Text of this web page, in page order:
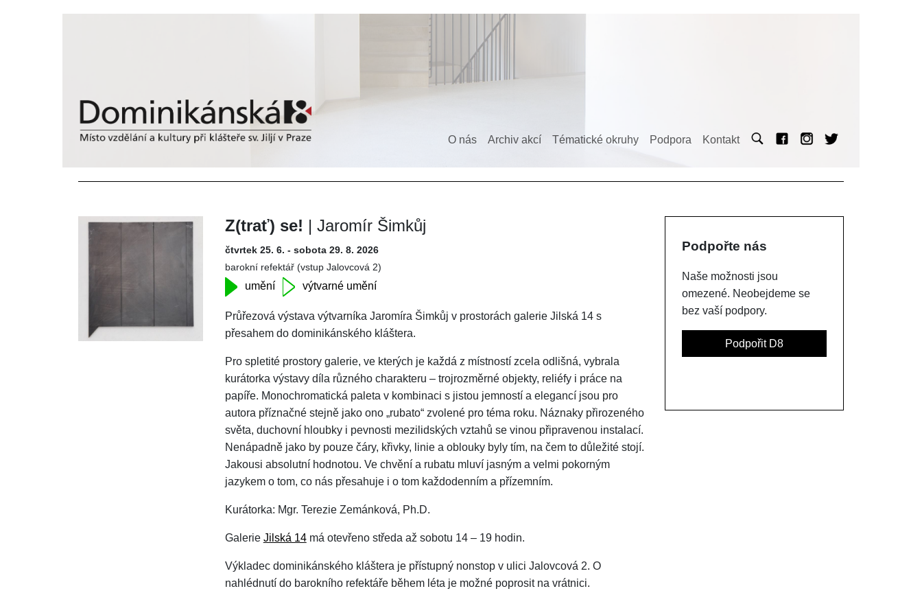
O nás Archiv akcí Tématické okruhy Podpora Kontakt
Z(trať) se! | Jaromír Šimkůj
čtvrtek 25. 6. - sobota 29. 8. 2026
barokní refektář (vstup Jalovcová 2)
umění výtvarné umění
Průřezová výstava výtvarníka Jaromíra Šimkůj v prostorách galerie Jilská 14 s
přesahem do dominikánského kláštera.
Pro spletité prostory galerie, ve kterých je každá z místností zcela odlišná, vybrala
kurátorka výstavy díla různého charakteru – trojrozměrné objekty, reliéfy i práce na
papíře. Monochromatická paleta v kombinaci s jistou jemností a elegancí jsou pro
autora příznačné stejně jako ono „rubato“ zvolené pro téma roku. Náznaky přirozeného
světa, duchovní hloubky i pevnosti mezilidských vztahů se vinou připravenou instalací.
Nenápadně jako by pouze čáry, křivky, linie a oblouky byly tím, na čem to důležité stojí.
Jakousi absolutní hodnotou. Ve chvění a rubatu mluví jasným a velmi pokorným
jazykem o tom, co nás přesahuje i o tom každodenním a přízemním.
Kurátorka: Mgr. Terezie Zemánková, Ph.D.
Galerie Jilská 14má otevřeno středa až sobotu 14 – 19 hodin.
Výkladec dominikánského kláštera je přístupný nonstop v ulici Jalovcová 2. O
nahlédnutí do barokního refektáře během léta je možné poprosit na vrátnici.
Podpořte nás
Naše možnosti jsou
omezené. Neobejdeme se
bez vaší podpory.
Podpořit D8